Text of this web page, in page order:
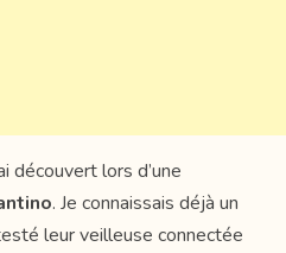
découvert lors d’une
. Je connaissais déjà un
leur veilleuse connectée